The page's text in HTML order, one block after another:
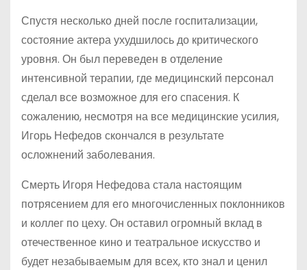
Спустя несколько дней после госпитализации,
состояние актера ухудшилось до критического
уровня. Он был переведен в отделение
интенсивной терапии, где медицинский персонал
сделал все возможное для его спасения. К
сожалению, несмотря на все медицинские усилия,
Игорь Нефедов скончался в результате
осложнений заболевания.
Смерть Игоря Нефедова стала настоящим
потрясением для его многочисленных поклонников
и коллег по цеху. Он оставил огромный вклад в
отечественное кино и театральное искусство и
будет незабываемым для всех, кто знал и ценил